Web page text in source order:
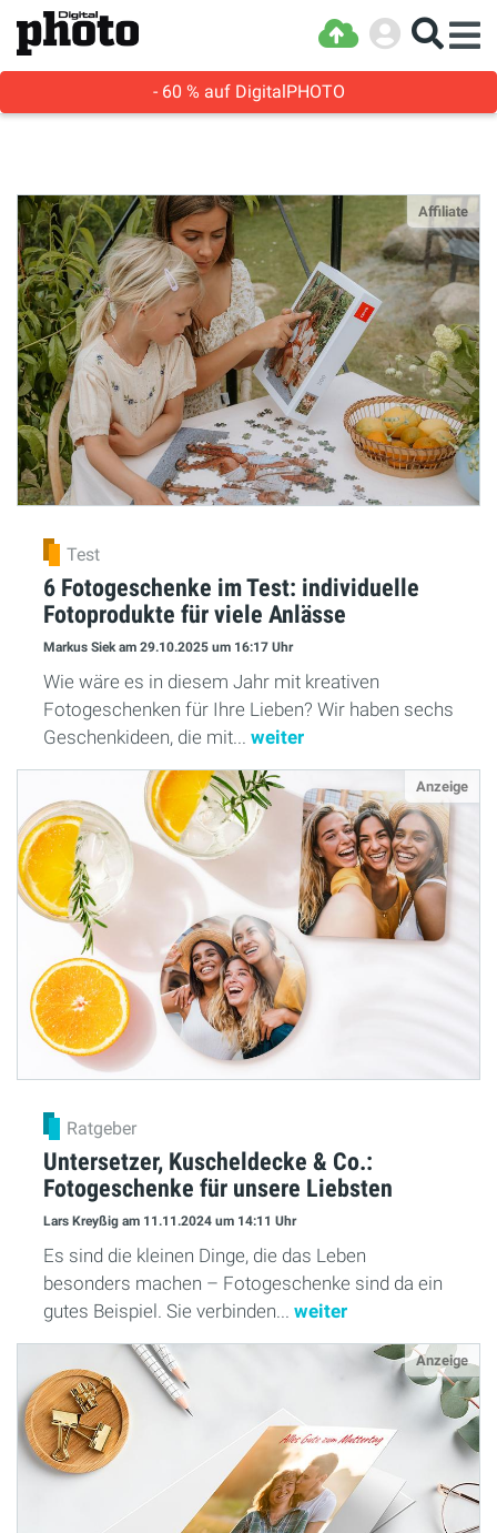
- 60 % auf DigitalPHOTO
Affiliate
Test
6 Fotogeschenke im Test: individuelle
Fotoprodukte für viele Anlässe
Markus Siekam 29.10.2025 um 16:17 Uhr
Wie wäre es in diesem Jahr mit kreativen
Fotogeschenken für Ihre Lieben? Wir haben sechs
Geschenkideen, die mit... weiter
Anzeige
Ratgeber
Untersetzer, Kuscheldecke & Co.:
Fotogeschenke für unsere Liebsten
Lars Kreyßig am 11.11.2024 um 14:11 Uhr
Es sind die kleinen Dinge, die das Leben
besonders machen – Fotogeschenke sind da ein
gutes Beispiel. Sie verbinden... weiter
Anzeige